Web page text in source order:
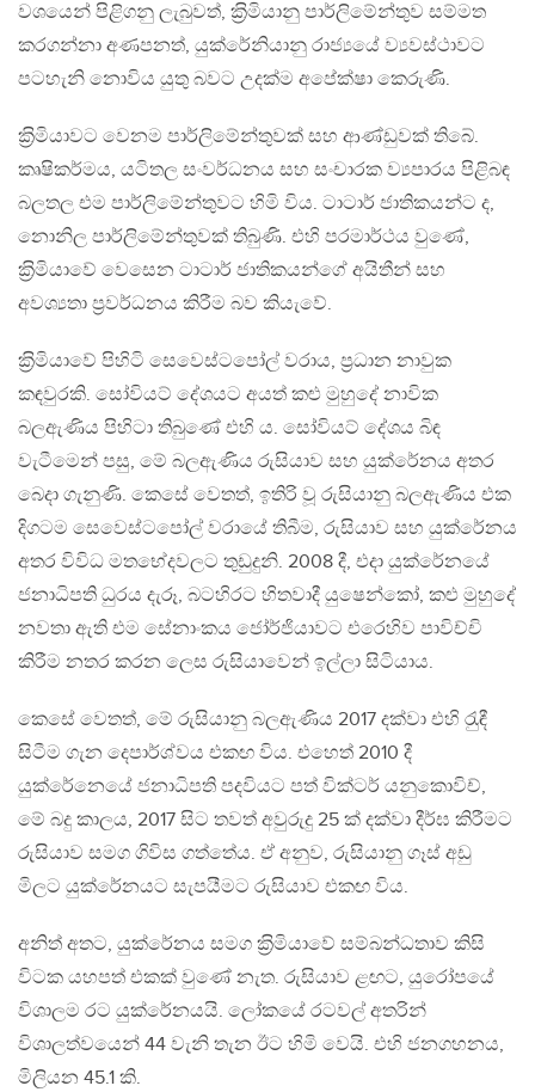
වශයෙන් පිළිගනු ලැබුවත්, ක‍්‍රිමියානු පාර්ලිමේන්තුව සම්මත
කරගන්නා අණපනත්, යුක්රේනියානු රාජ්‍යයේ ව්‍යවස්ථාවට
පටහැනි නොවිය යුතු බවට උදක්ම අපේක්ෂා කෙරුණි.
ක‍්‍රිමියාවට වෙනම පාර්ලිමේන්තුවක් සහ ආණ්ඩුවක් තිබේ.
කෘෂිකර්මය, යටිතල සංවර්ධනය සහ සංචාරක ව්‍යපාරය පිළිබඳ
බලතල එම පාර්ලිමේන්තුවට හිමි විය. ටාටාර් ජාතිකයන්ට ද,
නොනිල පාර්ලිමේන්තුවක් තිබුණි. එහි පරමාර්ථය වුණේ,
ක‍්‍රිමියාවේ වෙසෙන ටාටාර් ජාතිකයන්ගේ අයිතීන් සහ
අවශ්‍යතා ප‍්‍රවර්ධනය කිරීම බව කියැවේ.
ක‍්‍රිමියාවේ පිහිටි සෙවෙස්ටපෝල් වරාය, ප‍්‍රධාන නාවුක
කඳවුරකි. සෝවියට් දේශයට අයත් කළු මුහුදේ නාවික
බලඇණිය පිහිටා තිබුණේ එහි ය. සෝවියට් දේශය බිඳ
වැටීමෙන් පසු, මේ බලඇණිය රුසියාව සහ යුක්රේනය අතර
බෙදා ගැනුණි. කෙසේ වෙතත්, ඉතිරි වූ රුසියානු බලඇණිය එක
දිගටම සෙවෙස්ටපෝල් වරායේ තිබීම, රුසියාව සහ යුක්රේනය
අතර විවිධ මතභේදවලට තුඩුදුනි. 2008 දී, එදා යුක්රේනයේ
ජනාධිපති ධුරය දැරූ, බටහිරට හිතවාදී යුෂෙන්කෝ, කළු මුහුදේ
නවතා ඇති එම සේනාංකය ජෝර්ජියාවට එරෙහිව පාවිච්චි
කිරීම නතර කරන ලෙස රුසියාවෙන් ඉල්ලා සිටියාය.
කෙසේ වෙතත්, මේ රුසියානු බලඇණිය 2017 දක්වා එහි රැුඳී
සිටීම ගැන දෙපාර්ශ්වය එකඟ විය. එහෙත් 2010 දී
යුක්රේනෙයේ ජනාධිපති පදවියට පත් වික්ටර් යනුකොවිච්,
මේ බදු කාලය, 2017 සිට තවත් අවුරුදු 25 ක් දක්වා දීර්ඝ කිරීමට
රුසියාව සමග ගිවිස ගත්තේය. ඒ අනුව, රුසියානු ගෑස් අඩු
මිලට යුක්රේනයට සැපයීමට රුසියාව එකඟ විය.
අනිත් අතට, යුක්රේනය සමග ක‍්‍රිමියාවේ සම්බන්ධතාව කිසි
විටක යහපත් එකක් වුණේ නැත. රුසියාව ළඟට, යුරෝපයේ
විශාලම රට යුක්රේනයයි. ලෝකයේ රටවල් අතරින්
විශාලත්වයෙන් 44 වැනි තැන ඊට හිමි වෙයි. එහි ජනගහනය,
මිලියන 45.1 කි.